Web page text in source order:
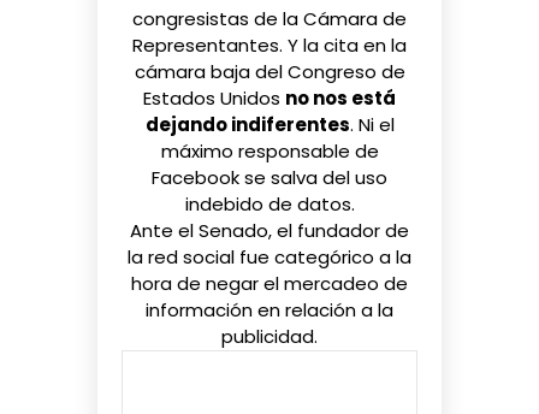
congresistas de la Cámara de
Representantes. Y la cita en la
cámara baja del Congreso de
Estados Unidos no nos está
dejando indiferentes. Ni el
máximo responsable de
Facebook se salva del uso
indebido de datos.
Ante el Senado, el fundador de
la red social fue categórico a la
hora de negar el mercadeo de
información en relación a la
publicidad.